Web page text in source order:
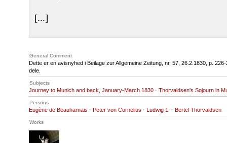
[...]
General Comment
Dette er en avisnyhed i Beilage zur Allgemeine Zeitung, nr. 57, 26.2.1830, p.
dele.
Subjects
Journey to Munich and back, January-March 1830 · Thorvaldsen's Sojourn in
Persons
Eugène de Beauharnais · Peter von Cornelius · Ludwig 1. · Bertel Thorvaldsen
Works